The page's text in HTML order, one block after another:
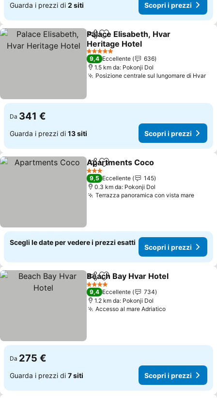
Guarda i prezzi di 2 siti Scopri i prezzi
CondividiAggiungi ai preferiti
Palace Elisabeth, Hvar
Heritage Hotel
5 Stelle
9,4 Eccellente
636
1.5 km da: Pokonji Dol
Posizione centrale sul lungomare di Hvar
Da 341 €
Guarda i prezzi di 13 siti Scopri i prezzi
CondividiAggiungi ai preferiti
Apartments Coco
3 Stelle
9,5 Eccellente
145
0.3 km da: Pokonji Dol
Terrazza panoramica con vista mare
Scegli le date per vedere i prezzi esatti
Scopri i prezzi
CondividiAggiungi ai preferiti
Beach Bay Hvar Hotel
4 Stelle
9,4 Eccellente
734
1.2 km da: Pokonji Dol
Accesso al mare Adriatico
Da 275 €
Guarda i prezzi di 7 siti Scopri i prezzi